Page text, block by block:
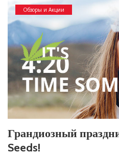
Обзоры и Акции
Грандиозный
Seeds!